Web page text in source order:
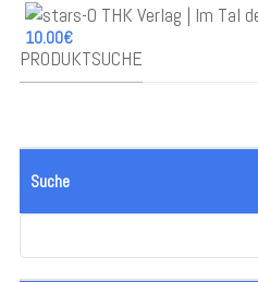
10.00€
PRODUKTSUCHE
Suche